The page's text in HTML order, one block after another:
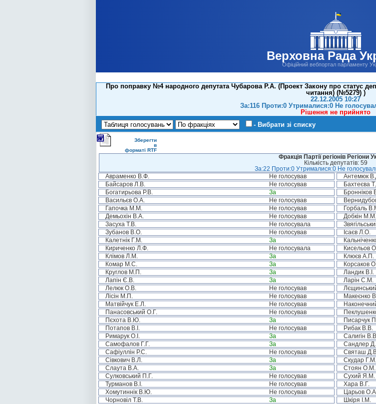
Верховна Рада
Офіційний вебпортал парламенту
Про поправку №4 народного депутата Чубарова Р.А. (Проект Закону про статус
читання) (№5279) )
22.12.2005 10:27
За:116 Проти:0 Утрималися:0 Не
Рішення не прийнято
- Вибрати зі списку
Зберегти
в
форматі RTF
Фракція Партії регіонів Регіони
Кількість депутатів: 59
За:22 Проти:0 Утрималися:0 Не
Авраменко В.Ф.
Не голосував Антемюк
Байсаров Л.В.
Не голосував Бахтеєва
Богатирьова Р.В.
За Бронніков
Васильєв О.А.
Не голосував
Гапочка М.М.
Не голосував Горбаль
Демьохін В.А.
Не голосував Добкін М.М.
Засуха Т.В.
Не голосувала
Зубанов В.О.
Не голосував Ісаєв Л.О.
Калетнік Г.М.
За
Кириченко Л.Ф.
Не голосувала Кисельов
Клімов Л.М.
За Клюєв А.П.
Комар М.С.
За Корсаков
Круглов М.П.
За Ландик В.І.
Лапін Є.В.
За Ларін С.М.
Лелюк О.В.
Не голосував
Лісін М.П.
Не голосував Макеєнко
Матвійчук Е.Л.
Не голосував
Панасовський О.Г.
Не голосував
Пєхота В.Ю.
За Писарчук
Потапов В.І.
Не голосував Рибак В.В.
Римарук О.І.
За Салигін
Самофалов Г.Г.
За Сандлер
Сафіуллін Р.С.
Не голосував Святаш
Сівкович В.Л.
За Скудар Г.М.
Слаута В.А.
За Стоян О.М.
Сулковський П.Г.
Не голосував Сухий Я.М.
Турманов В.І.
Не голосував Хара В.Г.
Хомутиннік В.Ю.
Не голосував Царьов
Чорновіл Т.В.
За Шкіря І.М.